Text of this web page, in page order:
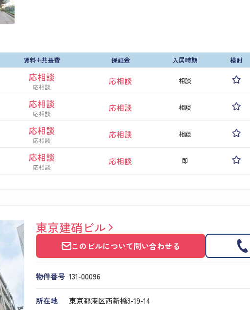
賃料+共益費 保証金 入居時期 検討
応相談
応相談
応相談 相談
応相談
応相談
応相談 相談
応相談
応相談
応相談 相談
応相談
応相談
応相談 即
東京建硝ビル
このビルについて問い合わせる
物件番号 131​-​00096
所在地 東京都港区西新橋3-19-14